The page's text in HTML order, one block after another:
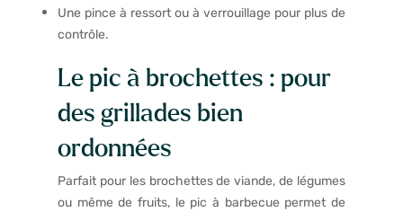
Une pince à ressort ou à verrouillage pour plus de
contrôle.
Le pic à brochettes : pour
des grillades bien
ordonnées
Parfait pour les brochettes de viande, de légumes
ou même de fruits, le pic à barbecue permet de